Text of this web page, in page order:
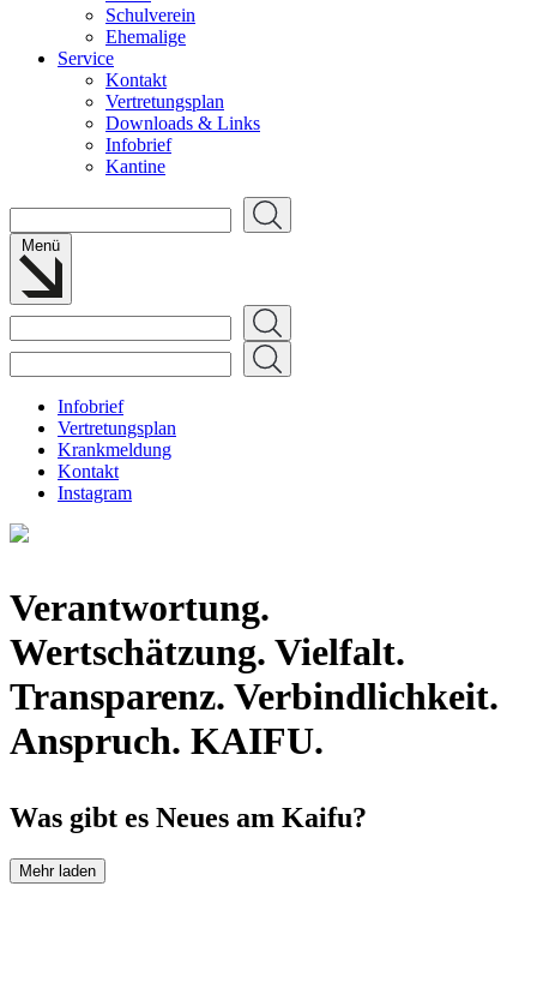
Schulverein
Ehemalige
Service
Kontakt
Vertretungsplan
Downloads & Links
Infobrief
Kantine
Suchen
Suchen
Suchen
Infobrief
Vertretungsplan
Krankmeldung
Kontakt
Instagram
Verantwortung.
Wertschätzung. Vielfalt.
Transparenz. Verbindlichkeit.
Anspruch. KAIFU.
Was gibt es Neues am Kaifu?
Mehr laden